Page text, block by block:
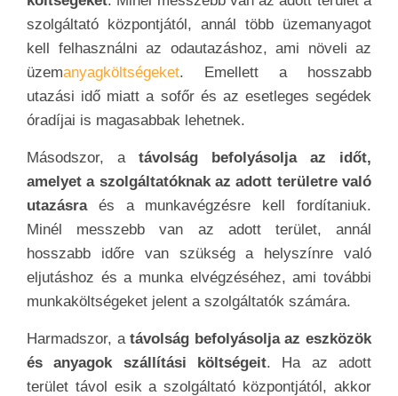
szolgáltató központjától, annál több üzemanyagot
kell felhasználni az odautazáshoz, ami növeli az
üzemanyagköltségeket. Emellett a hosszabb
utazási idő miatt a sofőr és az esetleges segédek
óradíjai is magasabbak lehetnek.
Másodszor, atávolság befolyásolja az időt,
amelyet a szolgáltatóknak az adott területre való
utazásraés a munkavégzésre kell fordítaniuk.
Minél messzebb van az adott terület, annál
hosszabb időre van szükség a helyszínre való
eljutáshoz és a munka elvégzéséhez, ami további
munkaköltségeket jelent a szolgáltatók számára.
Harmadszor, atávolság befolyásolja az eszközök
és anyagok szállítási költségeit. Ha az adott
terület távol esik a szolgáltató központjától, akkor